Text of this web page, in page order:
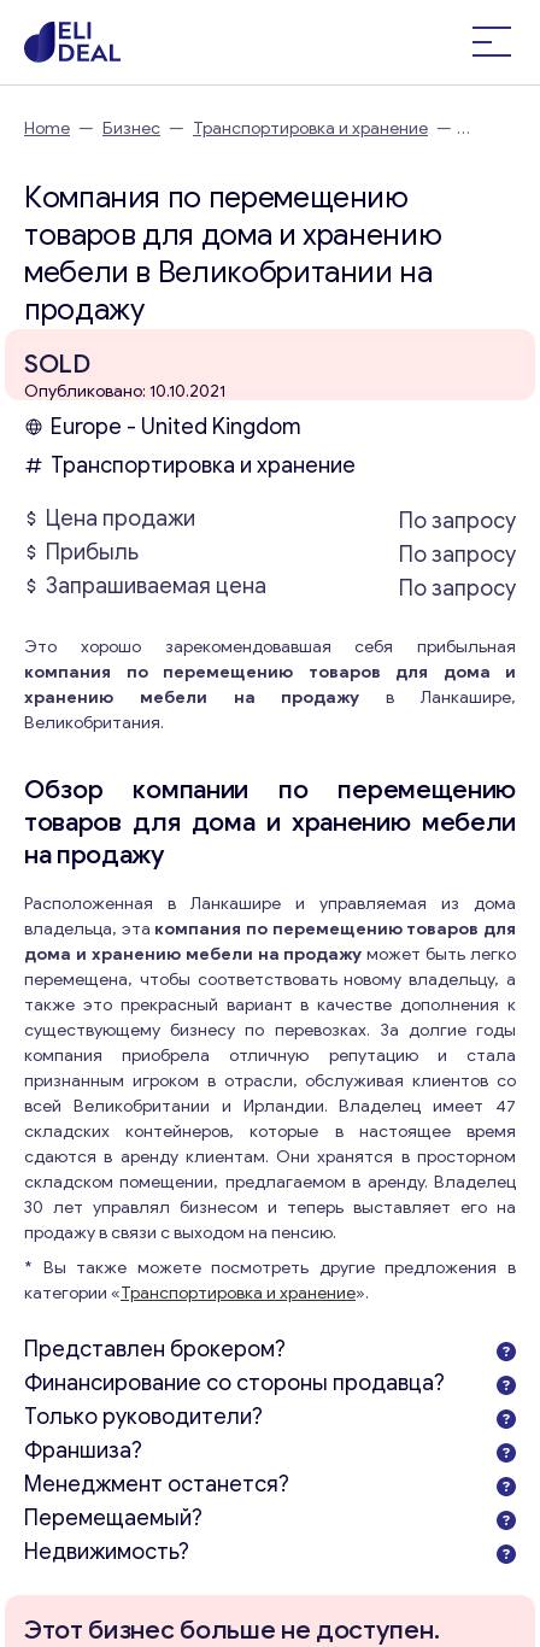
Home — Бизнес — Транспортировка и хранение —
Компания по перемещению
товаров для дома и хранению
мебели в Великобритании на
продажу
SOLD
Опубликовано: 10.10.2021
Europe - United Kingdom
Транспортировка и хранение
Цена продажи
По запросу
Прибыль
По запросу
Запрашиваемая цена
По запросу
Это хорошо зарекомендовавшая себя прибыльная
компания по перемещению товаров для дома и
хранению мебели на продажу в Ланкашире,
Великобритания.
Обзор компании по перемещению
товаров для дома и хранению мебели
на продажу
Расположенная в Ланкашире и управляемая из дома
владельца, эта компания по перемещению товаров для
дома и хранению мебели на продажу может быть легко
перемещена, чтобы соответствовать новому владельцу, а
также это прекрасный вариант в качестве дополнения к
существующему бизнесу по перевозках. За долгие годы
компания приобрела отличную репутацию и стала
признанным игроком в отрасли, обслуживая клиентов со
всей Великобритании и Ирландии. Владелец имеет 47
складских контейнеров, которые в настоящее время
сдаются в аренду клиентам. Они хранятся в просторном
складском помещении, предлагаемом в аренду. Владелец
30 лет управлял бизнесом и теперь выставляет его на
продажу в связи с выходом на пенсию.
* Вы также можете посмотреть другие предложения в
категории «Транспортировка и хранение».
Представлен брокером?
Финансирование со стороны продавца?
Только руководители?
Франшиза?
Менеджмент останется?
Перемещаемый?
Недвижимость?
Этот бизнес больше не доступен.